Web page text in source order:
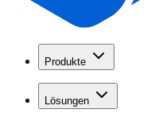
Produkte
Lösungen